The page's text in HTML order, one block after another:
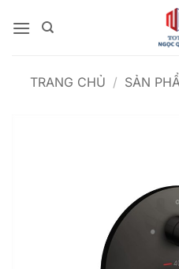
qua
TRANG CHỦ / SẢN